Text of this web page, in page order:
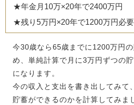
★年金月10万×20年で2400万円
★残り5万円×20年で1200万円必要
今30歳なら65歳までに1200万円
め、単純計算で月に3万円ずつの
になります。
今の収入と支出を書き出してみて
貯蓄ができるのかを計算してみま